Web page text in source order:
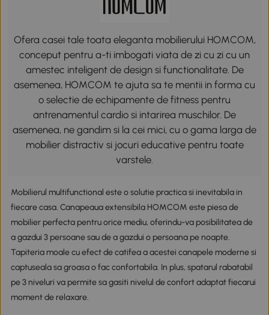
Ofera casei tale toata eleganta mobilierului HOMCOM,
conceput pentru a-ti imbogati viata de zi cu zi cu un
amestec inteligent de design si functionalitate. De
asemenea, HOMCOM te ajuta sa te mentii in forma cu
o selectie de echipamente de fitness pentru
antrenamentul cardio si intarirea muschilor. De
asemenea, ne gandim si la cei mici, cu o gama larga de
mobilier distractiv si jocuri educative pentru toate
varstele.
Mobilierul multifunctional este o solutie practica si inevitabila in
fiecare casa. Canapeaua extensibila HOMCOM este piesa de
mobilier perfecta pentru orice mediu, oferindu-va posibilitatea de
a gazdui 3 persoane sau de a gazdui o persoana pe noapte.
Tapiteria moale cu efect de catifea a acestei canapele moderne si
captuseala sa groasa o fac confortabila. In plus, spatarul rabatabil
pe 3 niveluri va permite sa gasiti nivelul de confort adaptat fiecarui
moment de relaxare.